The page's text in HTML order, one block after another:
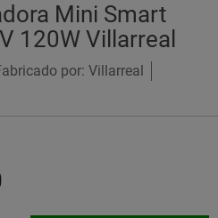
Mini Smart
120W Villarreal
por: Villarreal